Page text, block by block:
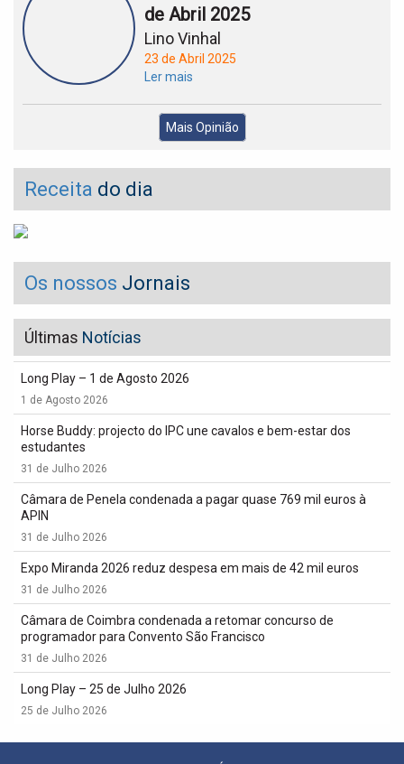
de Abril 2025
Lino Vinhal
23 de Abril 2025
Ler mais
Mais Opinião
Receita do dia
Os nossos Jornais
Últimas Notícias
Long Play – 1 de Agosto 2026
1 de Agosto 2026
Horse Buddy: projecto do IPC une cavalos e bem-estar dos
estudantes
31 de Julho 2026
Câmara de Penela condenada a pagar quase 769 mil euros à
APIN
31 de Julho 2026
Expo Miranda 2026 reduz despesa em mais de 42 mil euros
31 de Julho 2026
Câmara de Coimbra condenada a retomar concurso de
programador para Convento São Francisco
31 de Julho 2026
Long Play – 25 de Julho 2026
25 de Julho 2026